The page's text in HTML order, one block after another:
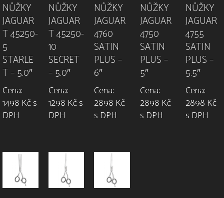
NŮŽKY
JAGUAR
T 45250-
5
STARLE
T – 5.0″
Cena:
1498 Kč s
DPH
NŮŽKY
JAGUAR
T 45250-
10
SECRET
– 5.0″
Cena:
1298 Kč s
DPH
NŮŽKY
JAGUAR
4760
SATIN
PLUS –
6″
Cena:
2898 Kč
s DPH
NŮŽKY
JAGUAR
4750
SATIN
PLUS –
5″
Cena:
2898 Kč
s DPH
NŮŽKY
JAGUAR
4755
SATIN
PLUS –
5.5″
Cena:
2898 Kč
s DPH